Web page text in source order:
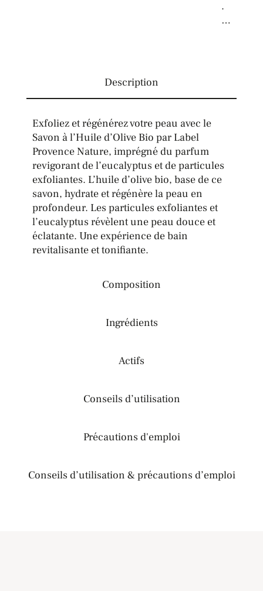
.
…
Description
Composition
Ingrédients
Actifs
Conseils d’utilisation
Précautions d'emploi
Conseils d’utilisation & précautions d’emploi
Exfoliez et régénérez votre peau avec le
Savon à l’Huile d’Olive Bio par Label
Provence Nature, imprégné du parfum
revigorant de l’eucalyptus et de particules
exfoliantes. L’huile d’olive bio, base de ce
savon, hydrate et régénère la peau en
profondeur. Les particules exfoliantes et
l’eucalyptus révèlent une peau douce et
éclatante. Une expérience de bain
revitalisante et tonifiante.